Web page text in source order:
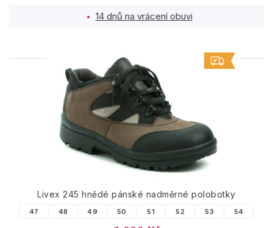
14 dnů na vrácení obuvi
PODOBNÉ PRODUKTY
Livex 245 hnědé pánské nadměrné polobotky
47 48 49 50 51 52 53 54